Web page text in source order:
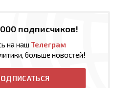
подписчиков!
на наш Телеграм
больше новостей!